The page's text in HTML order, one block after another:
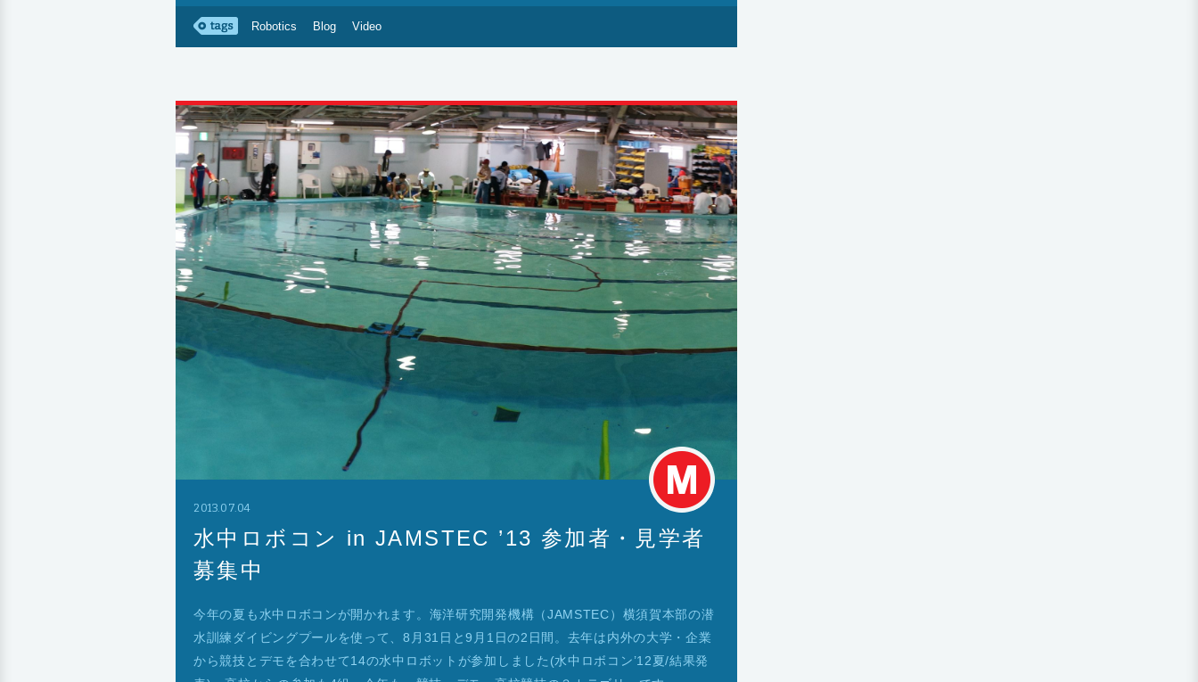
Robotics Blog Video
2013.07.04
水中ロボコン in JAMSTEC ’13 参加者・見学者
募集中
今年の夏も水中ロボコンが開かれます。海洋研究開発機構（JAMSTEC）横須賀本部の潜
水訓練ダイビングプールを使って、8月31日と9月1日の2日間。去年は内外の大学・企業
から競技とデモを合わせて14の水中ロボットが参加しました(水中ロボコン’12夏/結果発